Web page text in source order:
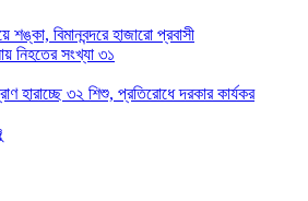
শঙ্কা, বিমানবন্দরে হাজারো প্রবাসী
নিহতের সংখ্যা ৩১
হারাচ্ছে ৩২ শিশু, প্রতিরোধে দরকার কার্যকর